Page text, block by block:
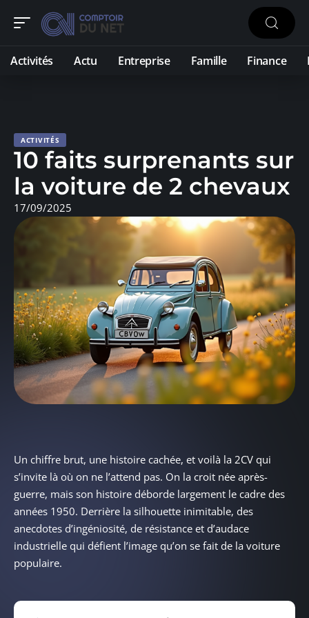
Activités Actu Entreprise Famille Finance
ACTIVITÉS
10 faits surprenants sur
la voiture de 2 chevaux
17/09/2025
Un chiffre brut, une histoire cachée, et voilà la 2CV qui
s’invite là où on ne l’attend pas. On la croit née après-
guerre, mais son histoire déborde largement le cadre des
années 1950. Derrière la silhouette inimitable, des
anecdotes d’ingéniosité, de résistance et d’audace
industrielle qui défient l’image qu’on se fait de la voiture
populaire.